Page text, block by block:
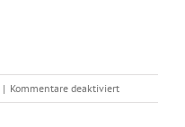
| Kommentare deaktiviertfür